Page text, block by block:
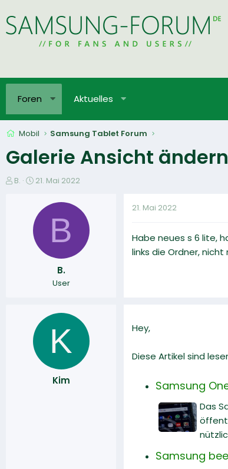
Foren Aktuelles
Mobil Samsung Tablet Forum
Galerie Ansicht
E
B.
E
t
l
21. Mai 2022
B
B.
User
21. Mai 2022
Habe neues s 6 lite,
links die Ordner,
K
Kim
Hey,
Diese Artikel sind
Samsung
Das
Samsung